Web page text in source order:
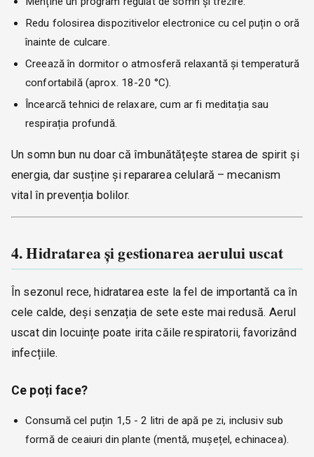
Redu folosirea dispozitivelor electronice cu cel puțin o oră
înainte de culcare.
Creează în dormitor o atmosferă relaxantă și temperatură
confortabilă (aprox. 18-20 °C).
Încearcă tehnici de relaxare, cum ar fi meditația sau
respirația profundă.
Un somn bun nu doar că îmbunătățește starea de spirit și
energia, dar susține și repararea celulară – mecanism
vital în prevenția bolilor.
4. Hidratarea și gestionarea aerului uscat
În sezonul rece, hidratarea este la fel de importantă ca în
cele calde, deși senzația de sete este mai redusă. Aerul
uscat din locuințe poate irita căile respiratorii, favorizând
infecțiile.
Ce poți face?
Consumă cel puțin 1,5 - 2 litri de apă pe zi, inclusiv sub
formă de ceaiuri din plante (mentă, mușețel, echinacea).